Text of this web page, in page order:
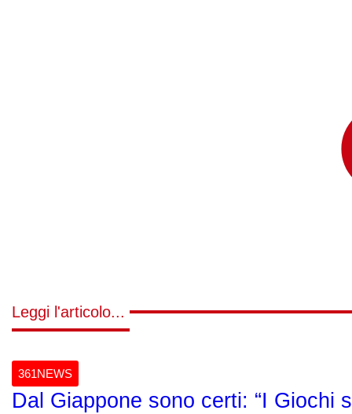
Leggi l'articolo...
361NEWS
Dal Giappone sono certi: “I Giochi